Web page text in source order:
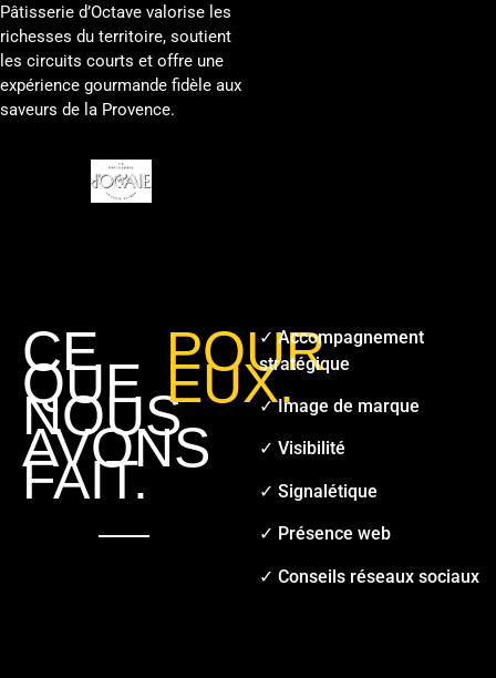
Pâtisserie d’Octave valorise les
richesses du territoire, soutient
les circuits courts et offre une
expérience gourmande fidèle aux
saveurs de la Provence.
CE
QUE
NOUS
AVONS
FAIT.
POUR
EUX.
✓ Accompagnement
stratégique
✓ Image de marque
✓ Visibilité
✓ Signalétique
✓ Présence web
✓ Conseils réseaux sociaux